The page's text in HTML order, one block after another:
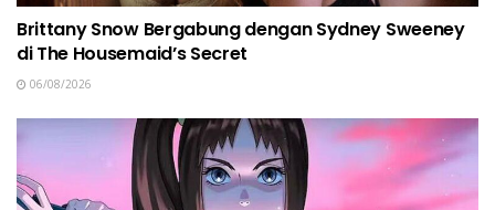
Brittany Snow Bergabung dengan Sydney Sweeney
di The Housemaid’s Secret
06/08/2026